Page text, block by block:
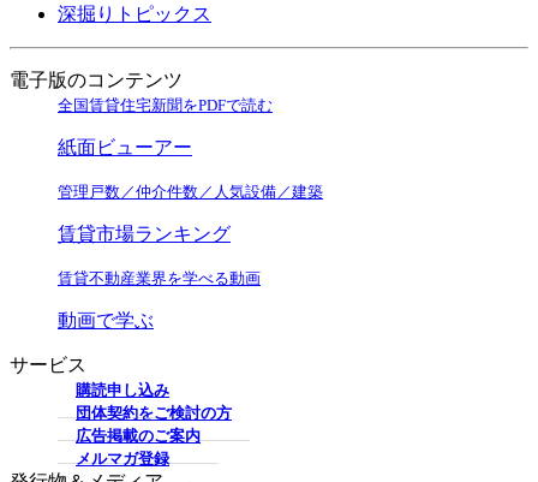
深掘りトピックス
電子版のコンテンツ
全国賃貸住宅新聞をPDFで読む
紙面ビューアー
管理戸数／仲介件数／人気設備／建築
賃貸市場ランキング
賃貸不動産業界を学べる動画
動画で学ぶ
サービス
購読申し込み
団体契約をご検討の方
広告掲載のご案内
メルマガ登録